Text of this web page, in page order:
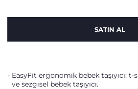
SATIN AL
EasyFit ergonomik bebek taşıyıcı:
ve sezgisel bebek taşıyıcı.